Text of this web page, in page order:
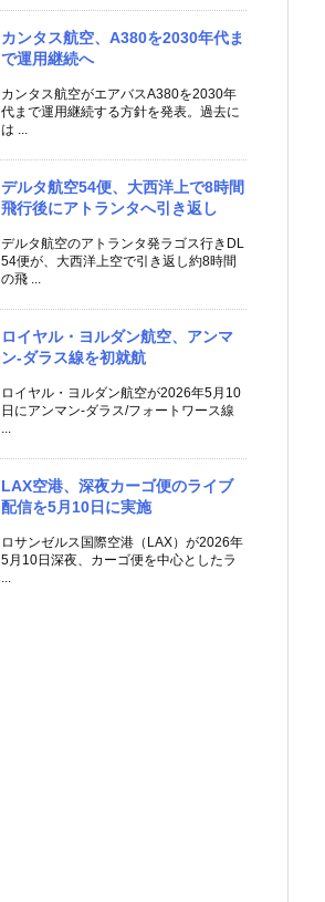
カンタス航空、A380を2030年代ま
で運用継続へ
カンタス航空がエアバスA380を2030年
代まで運用継続する方針を発表。過去に
は ...
デルタ航空54便、大西洋上で8時間
飛行後にアトランタへ引き返し
デルタ航空のアトランタ発ラゴス行きDL
54便が、大西洋上空で引き返し約8時間
の飛 ...
ロイヤル・ヨルダン航空、アンマ
ン-ダラス線を初就航
ロイヤル・ヨルダン航空が2026年5月10
日にアンマン-ダラス/フォートワース線
...
LAX空港、深夜カーゴ便のライブ
配信を5月10日に実施
ロサンゼルス国際空港（LAX）が2026年
5月10日深夜、カーゴ便を中心としたラ
...